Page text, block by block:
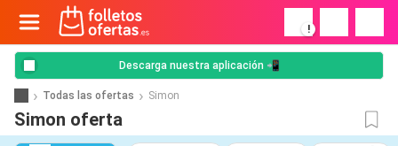
!
Descarga nuestra aplicación 📲
Todas las ofertas Simon
Simon oferta